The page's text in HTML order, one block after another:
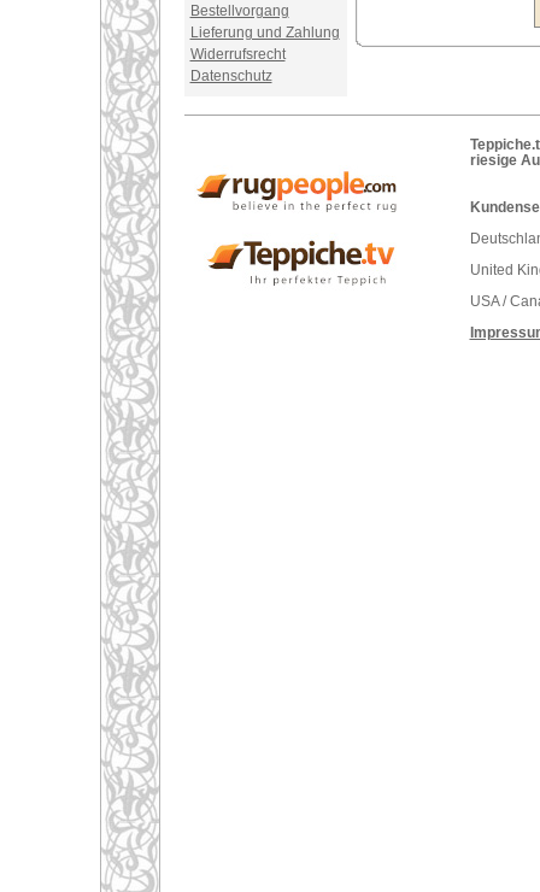
Bestellvorgang
Lieferung und Zahlung
Widerrufsrecht
Datenschutz
riesige
United
USA /